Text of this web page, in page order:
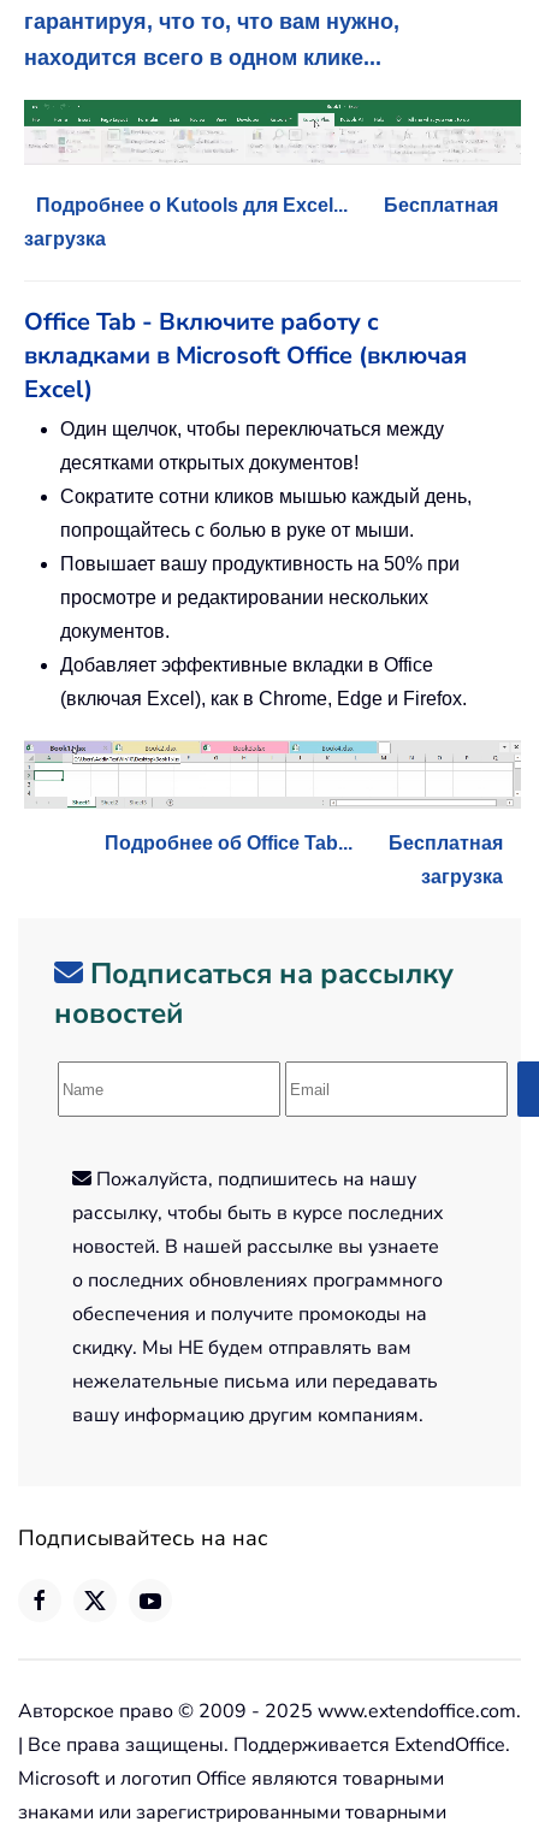
гарантируя, что то, что вам нужно,
находится всего в одном клике...
Подробнее о Kutools для Excel...
Бесплатная
загрузка
Office Tab - Включите работу с
вкладками в Microsoft Office (включая
Excel)
Один щелчок, чтобы переключаться между
десятками открытых документов!
Сократите сотни кликов мышью каждый день,
попрощайтесь с болью в руке от мыши.
Повышает вашу продуктивность на 50% при
просмотре и редактировании нескольких
документов.
Добавляет эффективные вкладки в Office
(включая Excel), как в Chrome, Edge и Firefox.
Подробнее об Office Tab...
Бесплатная
загрузка
Подписаться на рассылку
новостей
Пожалуйста, подпишитесь на нашу
рассылку, чтобы быть в курсе последних
новостей. В нашей рассылке вы узнаете
о последних обновлениях программного
обеспечения и получите промокоды на
скидку. Мы НЕ будем отправлять вам
нежелательные письма или передавать
вашу информацию другим компаниям.
Подписывайтесь на нас
Авторское право © 2009 - 2025 www.extendoffice.com.
| Все права защищены. Поддерживается ExtendOffice.
Microsoft и логотип Office являются товарными
знаками или зарегистрированными товарными